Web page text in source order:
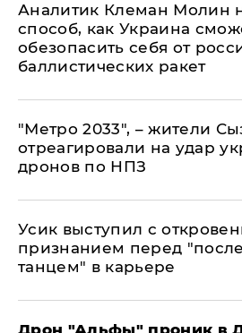
Аналитик Клеман Молин
способ, как Украина
обезопасить себя от
баллистических ракет
"Метро 2033", – жители
отреагировали на удар
дронов по НПЗ
Усик выступил с
признанием перед
танцем" в карьере